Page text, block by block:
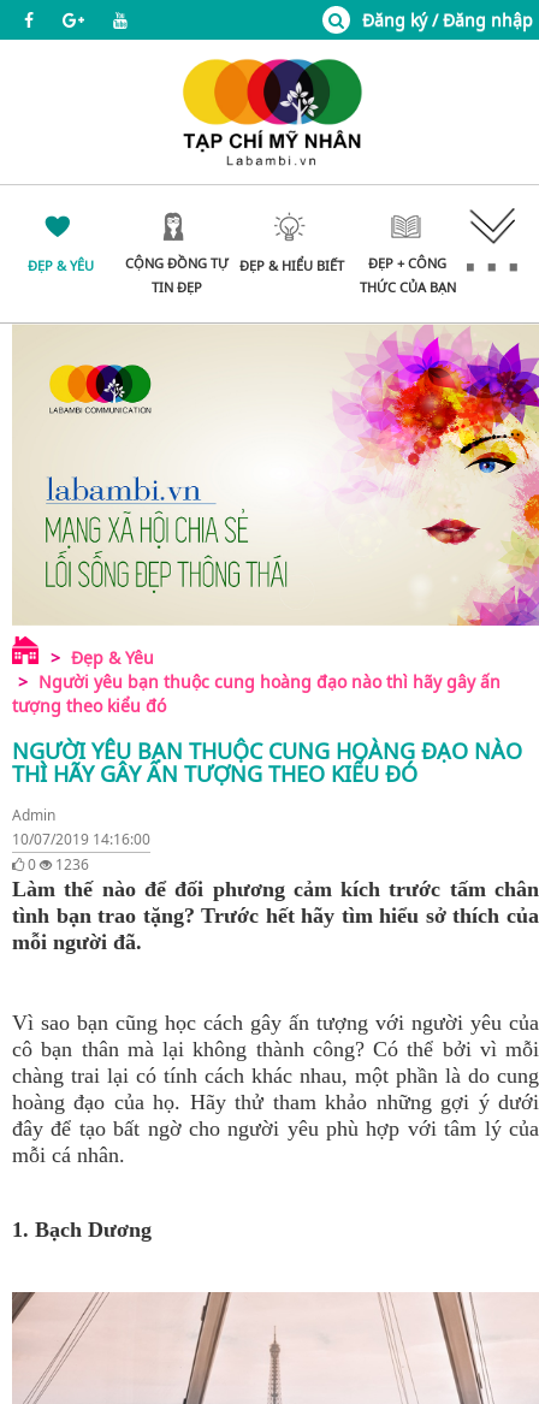
Đăng ký / Đăng nhập
ĐẸP & YÊU
CỘNG ĐỒNG TỰ
TIN ĐẸP
ĐẸP & HIỂU BIẾT
ĐẸP + CÔNG
THỨC CỦA BẠN
Đẹp & Yêu
Người yêu bạn thuộc cung hoàng đạo nào thì hãy gây ấn
tượng theo kiểu đó
NGƯỜI YÊU BẠN THUỘC CUNG HOÀNG ĐẠO NÀO
THÌ HÃY GÂY ẤN TƯỢNG THEO KIỂU ĐÓ
Admin
10/07/2019 14:16:00
0
1236
Làm thế nào để đối phương cảm kích trước tấm chân
tình bạn trao tặng? Trước hết hãy tìm hiểu sở thích của
mỗi người đã.
Vì sao bạn cũng học cách gây ấn tượng với người yêu của
cô bạn thân mà lại không thành công? Có thể bởi vì mỗi
chàng trai lại có tính cách khác nhau, một phần là do cung
hoàng đạo của họ. Hãy thử tham khảo những gợi ý dưới
đây để tạo bất ngờ cho người yêu phù hợp với tâm lý của
mỗi cá nhân.
1. Bạch Dương